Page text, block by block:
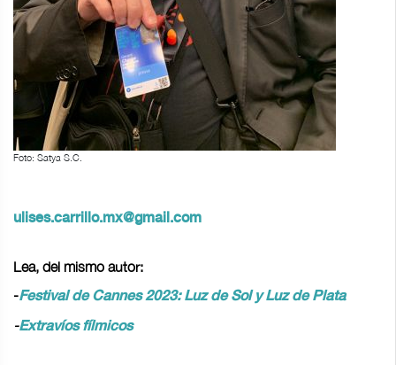
Foto: Satya S.C.
ulises.carrillo.mx@gmail.com
Lea, del mismo autor:
-Festival de Cannes 2023: Luz de Sol y Luz de Plata
-Extravíos fílmicos